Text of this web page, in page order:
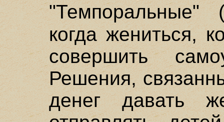
"Темпоральные"
когда жениться,
совершить
Решения,
денег давать